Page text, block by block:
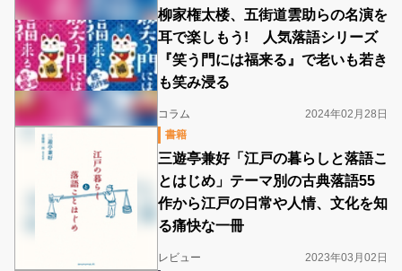
柳家権太楼、五街道雲助らの名演を
耳で楽しもう! 人気落語シリーズ
『笑う門には福来る』で老いも若き
も笑み浸る
コラム
2024年02月28日
書籍
三遊亭兼好「江戸の暮らしと落語こ
とはじめ」テーマ別の古典落語55
作から江戸の日常や人情、文化を知
る痛快な一冊
レビュー
2023年03月02日